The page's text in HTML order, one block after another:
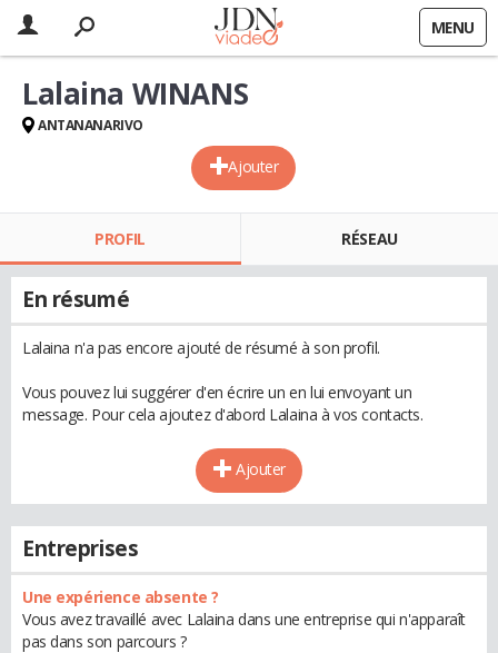
MENU
Ajouter
Lalaina WINANS
ANTANANARIVO
PROFIL RÉSEAU
En résumé
Lalaina n'a pas encore ajouté de résumé à son profil.
Vous pouvez lui suggérer d'en écrire un en lui envoyant un
message. Pour cela ajoutez d'abord Lalaina à vos contacts.
Ajouter
Entreprises
Une expérience absente ?
Vous avez travaillé avec Lalaina dans une entreprise qui n'apparaît
pas dans son parcours ?